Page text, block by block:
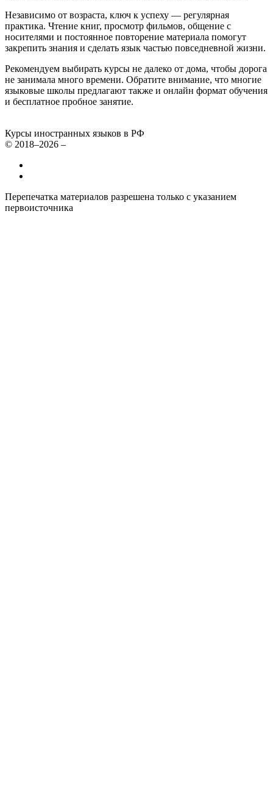
Независимо от возраста, ключ к успеху — регулярная
практика. Чтение книг, просмотр фильмов, общение с
носителями и постоянное повторение материала помогут
закрепить знания и сделать язык частью повседневной жизни.
Рекомендуем выбирать курсы не далеко от дома, чтобы дорога
не занимала много времени. Обратите внимание, что многие
языковые школы предлагают также и онлайн формат обучения
и бесплатное пробное занятие.
Курсы иностранных языков в РФ
© 2018–2026 –
Перепечатка материалов разрешена только с указанием
первоисточника